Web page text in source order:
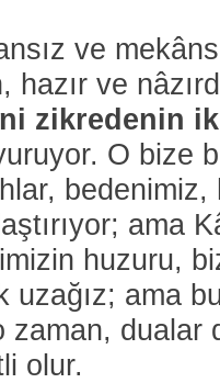
ve
hazır ve
zikredenin
O bize
bedenimiz,
ama
huzuru,
uzağız; ama
zaman, dualar
olur.